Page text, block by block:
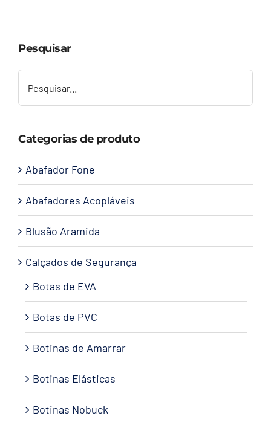
Contato
Pesquisar
Categorias de produto
Abafador Fone
Abafadores Acopláveis
Blusão Aramida
Calçados de Segurança
Botas de EVA
Botas de PVC
Botinas de Amarrar
Botinas Elásticas
Botinas Nobuck